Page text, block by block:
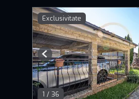
Exclusivitate
1 / 36
Previous